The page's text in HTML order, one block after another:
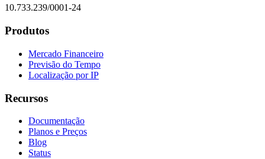
10.733.239/0001-24
Produtos
Mercado Financeiro
Previsão do Tempo
Localização por IP
Recursos
Documentação
Planos e Preços
Blog
Status